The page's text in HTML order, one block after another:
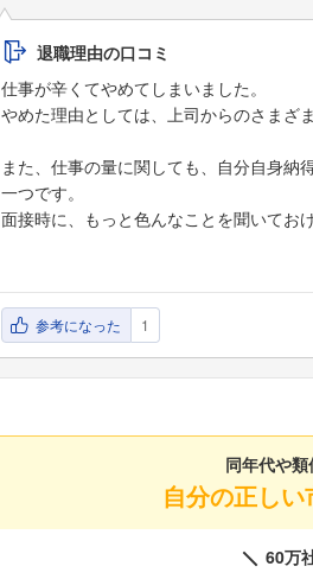
退職理由の口コミ
仕事が辛くてやめてしまいました。
やめた理由としては、上司からのさまざ
また、仕事の量に関しても、自分自身
一つです。
面接時に、もっと色んなことを聞いてお
参考になった 1
同年代や
自分の正しい
60万